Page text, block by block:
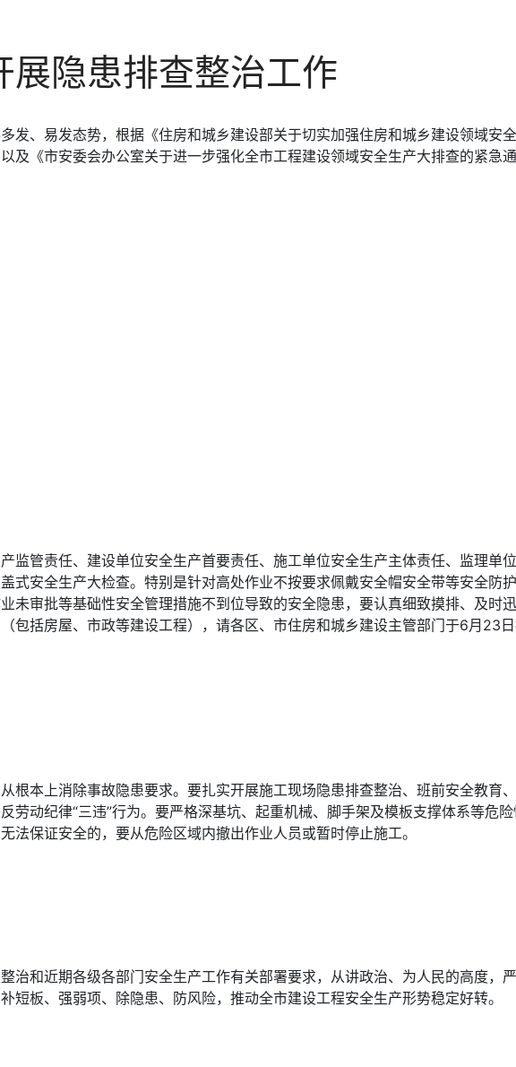
隐患排查整治工作
发、易发态势，根据《住房和城乡建设部关于切实加强住房和城乡建设领域安全
及《市安委会办公室关于进一步强化全市工程建设领域安全生产大排查的紧急通
监管责任、建设单位安全生产首要责任、施工单位安全生产主体责任、监理单位
式安全生产大检查。特别是针对高处作业不按要求佩戴安全帽安全带等安全防护
未审批等基础性安全管理措施不到位导致的安全隐患，要认真细致摸排、及时迅
包括房屋、市政等建设工程），请各区、市住房和城乡建设主管部门于6月23
根本上消除事故隐患要求。要扎实开展施工现场隐患排查整治、班前安全教育、
动纪律“三违”行为。要严格深基坑、起重机械、脚手架及模板支撑体系等危
保证安全的，要从危险区域内撤出作业人员或暂时停止施工。
治和近期各级各部门安全生产工作有关部署要求，从讲政治、为人民的高度，严
板、强弱项、除隐患、防风险，推动全市建设工程安全生产形势稳定好转。